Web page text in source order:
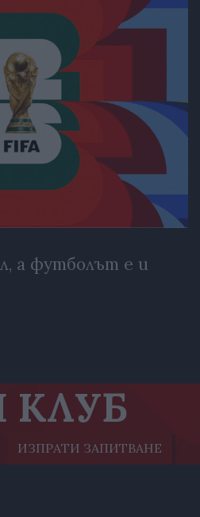
а футболът е и
КЛУБ
ИЗПРАТИ ЗАПИТВАНЕ